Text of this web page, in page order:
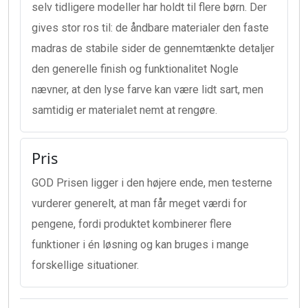
selv tidligere modeller har holdt til flere børn. Der
gives stor ros til: de åndbare materialer den faste
madras de stabile sider de gennemtænkte detaljer
den generelle finish og funktionalitet Nogle
nævner, at den lyse farve kan være lidt sart, men
samtidig er materialet nemt at rengøre.
Pris
GOD Prisen ligger i den højere ende, men testerne
vurderer generelt, at man får meget værdi for
pengene, fordi produktet kombinerer flere
funktioner i én løsning og kan bruges i mange
forskellige situationer.